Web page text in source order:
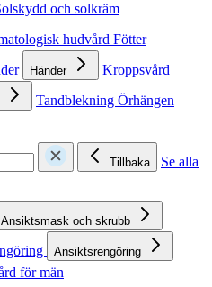
och solkräm
hudvård Fötter
Händer Kroppsvård
Tandblekning Örhängen
Tillbaka
Se alla
Ansiktsmask och skrubb
Ansiktsrengöring
för män